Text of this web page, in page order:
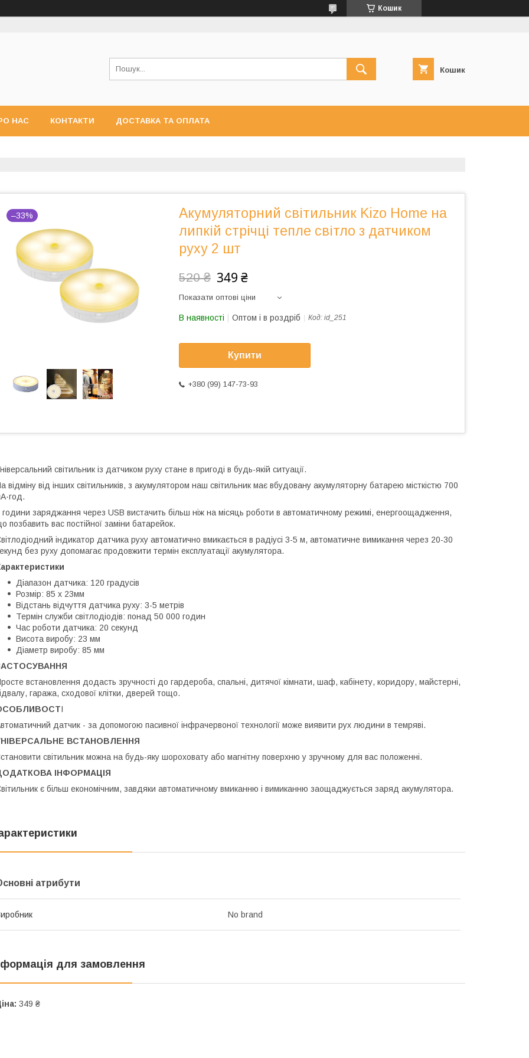
Кошик
Кошик
НАС КОНТАКТИ ДОСТАВКА ТА ОПЛАТА
–33%
Акумуляторний світильник Kizo Home на
липкій стрічці тепле світло з датчиком
руху 2 шт
520 ₴ 349 ₴
Показати оптові ціни
В наявності Оптом і в роздріб Код: id_251
Купити
+380 (99) 147-73-93
світильник із датчиком руху стане в пригоді в будь-якій ситуації.
відміну від інших світильників, з акумулятором наш світильник має вбудовану акумуляторну батарею місткістю 700
години заряджання через USB вистачить більш ніж на місяць роботи в автоматичному режимі, енергоощадження,
позбавить вас постійної заміни батарейок.
індикатор датчика руху автоматично вмикається в радіусі 3-5 м, автоматичне вимикання через 20-30
без руху допомагає продовжити термін експлуатації акумулятора.
Діапазон датчика: 120 градусів
Розмір: 85 x 23мм
Відстань відчуття датчика руху: 3-5 метрів
Термін служби світлодіодів: понад 50 000 годин
Час роботи датчика: 20 секунд
Висота виробу: 23 мм
Діаметр виробу: 85 мм
встановлення додасть зручності до гардероба, спальні, дитячої кімнати, шаф, кабінету, коридору, майстерні,
гаража, сходової клітки, дверей тощо.
І
датчик - за допомогою пасивної інфрачервоної технології може виявити рух людини в темряві.
ВСТАНОВЛЕННЯ
світильник можна на будь-яку шороховату або магнітну поверхню у зручному для вас положенні.
ІНФОРМАЦІЯ
є більш економічним, завдяки автоматичному вмиканню і вимиканню заощаджується заряд акумулятора.
атрибути
No brand
для замовлення
349 ₴